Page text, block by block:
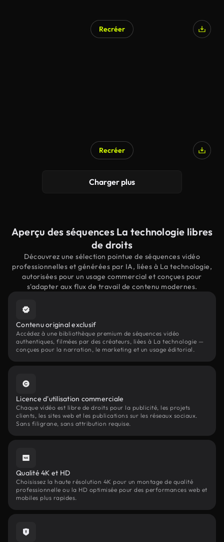
Recréer
Recréer
Charger plus
Aperçu des séquences La technologie libres
de droits
Découvrez une sélection pointue de séquences vidéo
professionnelles et générées par IA, liées à La technologie,
autorisées pour un usage commercial et conçues pour
s'adapter aux flux de travail de contenu modernes.
Contenu original exclusif
Accédez à une bibliothèque premium de séquences vidéo
authentiques, filmées par des créateurs, liées à La technologie —
conçues pour la narration, le marketing et un usage éditorial.
Licence d'utilisation commerciale
Chaque vidéo est libre de droits pour la publicité, les projets
clients, les sites web et les publications sur les réseaux sociaux.
Sans filigrane, sans attribution requise.
Qualité 4K et HD
Choisissez la haute résolution 4K pour un montage de qualité
professionnelle ou la HD optimisée pour des performances web et
mobiles plus rapides.